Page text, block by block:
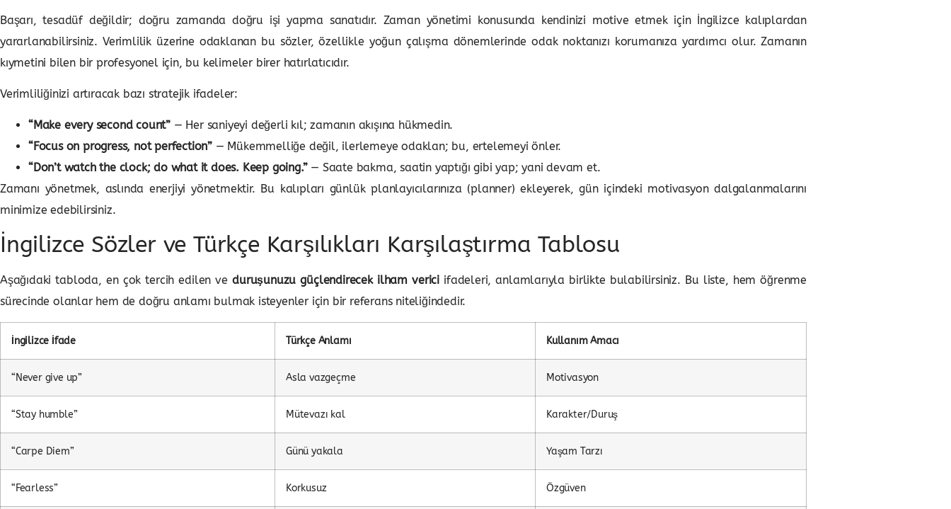
Başarı, tesadüf değildir; doğru zamanda doğru işi yapma sanatıdır. Zaman yönetimi konusunda kendinizi motive etmek için İngilizce kalıplardan
yararlanabilirsiniz. Verimlilik üzerine odaklanan bu sözler, özellikle yoğun çalışma dönemlerinde odak noktanızı korumanıza yardımcı olur. Zamanın
kıymetini bilen bir profesyonel için, bu kelimeler birer hatırlatıcıdır.
Verimliliğinizi artıracak bazı stratejik ifadeler:
“Make every second count” — Her saniyeyi değerli kıl; zamanın akışına hükmedin.
“Focus on progress, not perfection” — Mükemmelliğe değil, ilerlemeye odaklan; bu, ertelemeyi önler.
“Don’t watch the clock; do what it does. Keep going.”— Saate bakma, saatin yaptığı gibi yap; yani devam et.
Zamanı yönetmek, aslında enerjiyi yönetmektir. Bu kalıpları günlük planlayıcılarınıza (planner) ekleyerek, gün içindeki motivasyon dalgalanmalarını
minimize edebilirsiniz.
İngilizce Sözler ve Türkçe Karşılıkları Karşılaştırma Tablosu
Aşağıdaki tabloda, en çok tercih edilen veduruşunuzu güçlendirecek ilham verici ifadeleri, anlamlarıyla birlikte bulabilirsiniz. Bu liste, hem öğrenme
sürecinde olanlar hem de doğru anlamı bulmak isteyenler için bir referans niteliğindedir.
İngilizce İfade Türkçe Anlamı Kullanım Amacı
“Never give up” Asla vazgeçme Motivasyon
“Stay humble” Mütevazı kal Karakter/Duruş
“Carpe Diem” Günü yakala Yaşam Tarzı
“Fearless” Korkusuz Özgüven